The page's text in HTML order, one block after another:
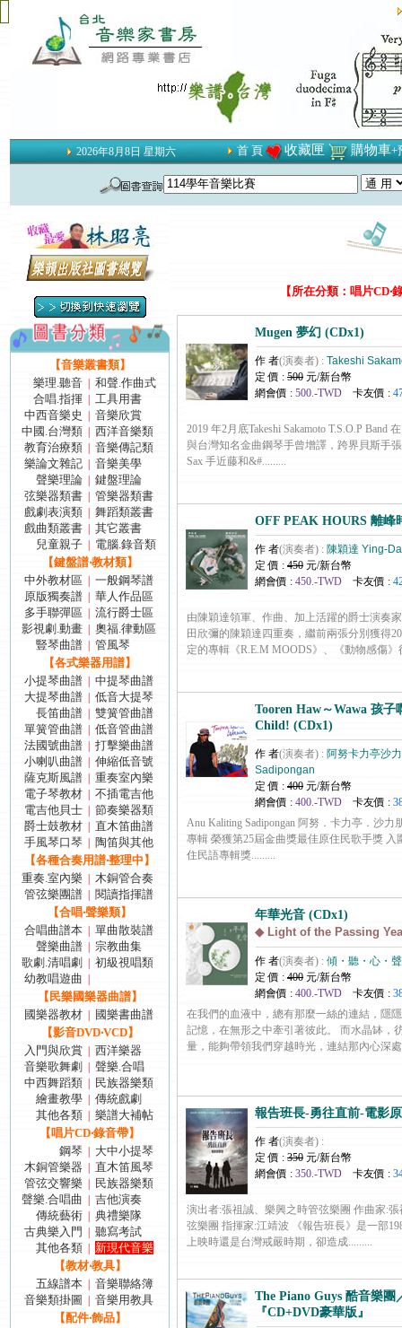
2026年8月8日 星期六 首 頁 收藏匣 購物車+
【音樂叢書類】
樂理.聽音
和聲.作曲式
合唱.指揮
工具用書
中西音樂史
音樂欣賞
中國.台灣類
西洋音樂類
教育治療類
音樂傳記類
樂論文雜記
音樂美學
聲樂理論
鍵盤理論
弦樂器類書
管樂器類書
戲劇表演類
舞蹈類叢書
戲曲類叢書
其它叢書
兒童親子
電腦.錄音類
【鍵盤譜‧教材類】
中外教材區
一般鋼琴譜
原版獨奏譜
華人作品區
多手聯彈區
流行爵士區
影視劇.動畫
奧福.律動區
豎琴曲譜
管風琴
【各式樂器用譜】
小提琴曲譜
中提琴曲譜
大提琴曲譜
低音大提琴
長笛曲譜
雙簧管曲譜
單簧管曲譜
低音管曲譜
法國號曲譜
打擊樂曲譜
小喇叭曲譜
伸縮低音號
薩克斯風譜
重奏室內樂
電子琴教材
不插電吉他
電吉他貝士
節奏樂器類
爵士鼓教材
直木笛曲譜
手風琴口琴
陶笛與其他
【各種合奏用譜‧整理中】
重奏.室內樂
木銅管合奏
管弦樂團譜
閱讀指揮譜
【合唱‧聲樂類】
合唱曲譜本
單曲散裝譜
聲樂曲譜
宗教曲集
歌劇.清唱劇
初級視唱類
幼教唱遊曲
【民樂國樂器曲譜】
國樂器教材
國樂書曲譜
【影音DVD‧VCD】
入門與欣賞
西洋樂器
音樂歌舞劇
聲樂.合唱
中西舞蹈類
民族器樂類
繪畫教學
傳統戲劇
其他各類
樂譜大補帖
【唱片CD‧錄音帶】
鋼琴
大中小提琴
木銅管樂器
直木笛風琴
管弦交響樂
民族器樂類
聲樂.合唱曲
吉他演奏
傳統藝術
典禮樂隊
古典樂入門
聽寫考試
其他各類
新現代音樂
【教材‧教具】
五線譜本
音樂聯絡簿
音樂類掛圖
音樂用教具
【配件‧飾品】
【所在分類：唱片CD‧
Mugen 夢幻 (CDx1)
作 者(演奏者) : Takeshi
定 價 : 500 元/新台幣
網會價 : 500.-TWD 卡友價 :
2019 年2月底Takeshi Sakamoto T.S.O.P Band
與台灣知名金曲鋼琴手曾增譯，跨界貝斯手
Sax 手近藤和&#.........
OFF PEAK HOURS 離峰
作 者(演奏者) : 陳穎達 Ying-
定 價 : 450 元/新台幣
網會價 : 450.-TWD 卡友價 :
由陳穎達領軍、作曲、加上活躍的爵士演奏
田欣彌的陳穎達四重奏，繼前兩張分別獲得
定的專輯《R.E.M MOODS》、《動物感傷》
Tooren Haw～Wawa 孩子
Child! (CDx1)
作 者(演奏者) : 阿努卡力亭沙
Sadipongan
定 價 : 400 元/新台幣
網會價 : 400.-TWD 卡友價 :
Anu Kaliting Sadipongan 阿努．卡力亭．沙力
專輯 榮獲第25屆金曲獎最佳原住民歌手獎 入
住民語專輯獎.........
年華光音 (CDx1)
◆ Light of the Passing
作 者(演奏者) : 傾・聽・心・
定 價 : 400 元/新台幣
網會價 : 400.-TWD 卡友價 :
在我們的血液中，總有那麼一絲的連結，隱
記憶，在無形之中牽引著彼此。 而水晶缽，
量，能夠帶領我們穿越時光，連結那內心深
報告班長-勇往直前-電影
作 者(演奏者) :
定 價 : 350 元/新台幣
網會價 : 350.-TWD 卡友價 :
演出者:張祖誠、樂興之時管弦樂團 作曲家:
弦樂團 指揮家:江靖波 《報告班長》是一部
上映時還是台灣戒嚴時期，卻造成.........
The Piano Guys 酷音樂團
『CD+DVD豪華版』